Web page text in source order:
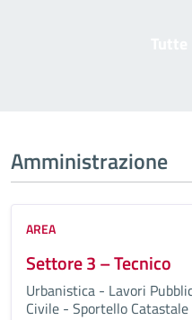
Amministrazione
AREA
Settore 3 – Tecnico
Urbanistica - Lavori
Civile - Sportello Catastale